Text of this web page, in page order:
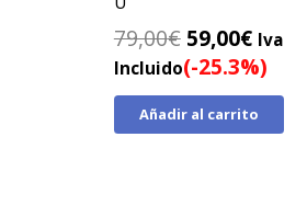
79,00€ El
precio
original
era:
59,00€El
precio
actual
es:
Iva
Incluido(-25.3%)
Añadir al carrito